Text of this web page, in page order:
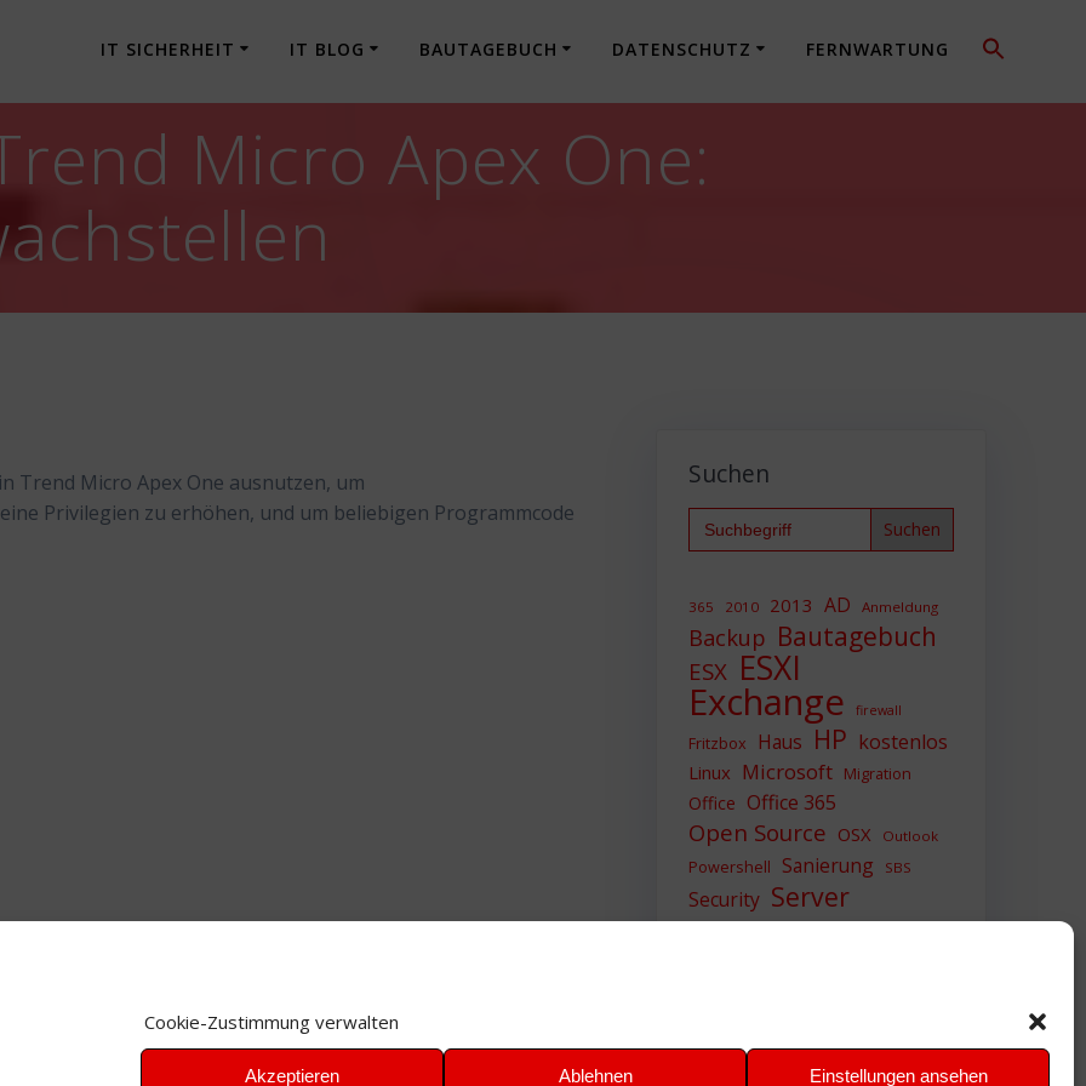
Cookie-Zustimmung verwalten
Akzeptieren Ablehnen Einstellungen ansehen
IT SICHERHEIT IT BLOG BAUTAGEBUCH DATENSCHUTZ FERNWARTUNG
Micro Apex One:
Trend Micro Apex One ausnutzen, um
Privilegien zu erhöhen, und um beliebigen Programmcode
Suchen
Search
for:
365 2010 2013 AD Anmeldung
Backup Bautagebuch
ESX ESXI
Exchange firewall
Fritzbox Haus HP kostenlos
Linux Microsoft Migration
Office Office 365
Open Source OSX Outlook
Powershell Sanierung SBS
Security Server
Sicherheit SIEM
VMWare VPN WAZUH